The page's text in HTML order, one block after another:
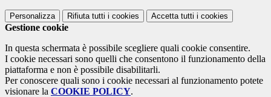
Personalizza Rifiuta tutti i cookies Accetta tutti i cookies
Gestione cookie
In questa schermata è possibile scegliere quali cookie consentire.
I cookie necessari sono quelli che consentono il funzionamento della
piattaforma e non è possibile disabilitarli.
Per conoscere quali sono i cookie necessari al funzionamento potete
visionare la COOKIE POLICY.